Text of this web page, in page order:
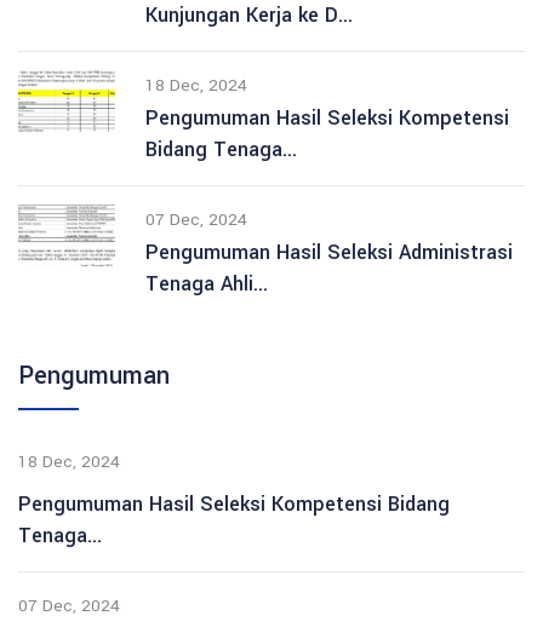
Kunjungan Kerja ke D...
18 Dec, 2024
Pengumuman Hasil Seleksi Kompetensi
Bidang Tenaga...
07 Dec, 2024
Pengumuman Hasil Seleksi Administrasi
Tenaga Ahli...
Pengumuman
18 Dec, 2024
Pengumuman Hasil Seleksi Kompetensi Bidang
Tenaga...
07 Dec, 2024